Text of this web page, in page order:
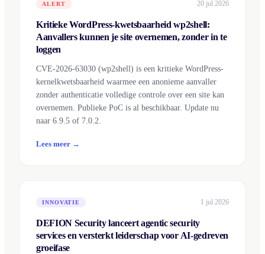
ALERT 20 jul 2026
Kritieke WordPress-kwetsbaarheid wp2shell:
Aanvallers kunnen je site overnemen, zonder in te
loggen
CVE-2026-63030 (wp2shell) is een kritieke WordPress-
kernelkwetsbaarheid waarmee een anonieme aanvaller
zonder authenticatie volledige controle over een site kan
overnemen. Publieke PoC is al beschikbaar. Update nu
naar 6.9.5 of 7.0.2.
Lees meer →
INNOVATIE 1 jul 2026
DEFION Security lanceert agentic security
services en versterkt leiderschap voor AI-gedreven
groeifase